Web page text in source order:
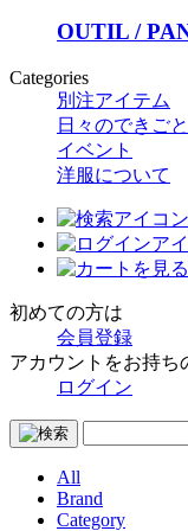
OUTIL /
Categories
別注アイテム
日々のできごと
イベント
洋服について
初めての方は
会員登録
アカウントをお持ち
ログイン
All
Brand
Category